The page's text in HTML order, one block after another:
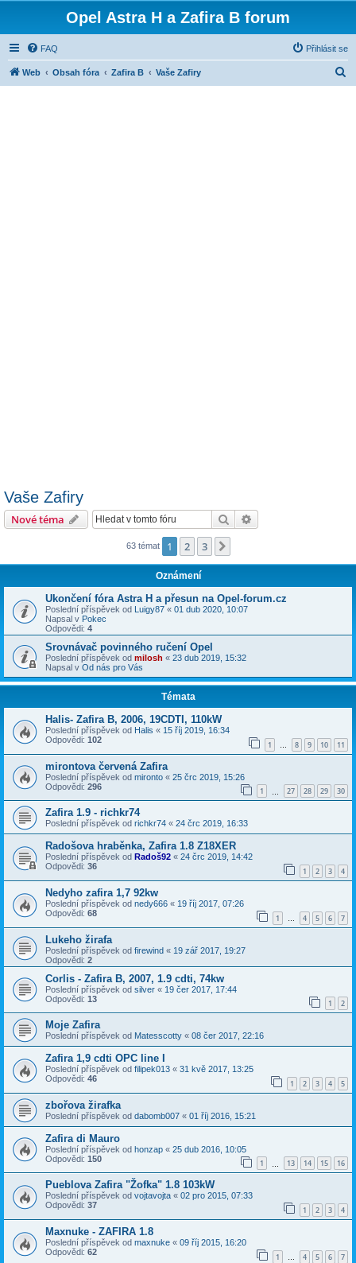
Opel Astra H a Zafira B forum
FAQ Přihlásit se
Web Obsah fóra Zafira B Vaše Zafiry
Vaše Zafiry
Nové téma Hledat
63 témat 1 2 3
Oznámení
Ukončení fóra Astra H a přesun na Opel-forum.cz
Poslední příspěvek od Luigy87 « 01 dub 2020, 10:07
Napsal v Pokec
Odpovědi: 4
Srovnávač povinného ručení Opel
Poslední příspěvek od milosh « 23 dub 2019, 15:32
Napsal v Od nás pro Vás
Témata
Halis- Zafira B, 2006, 19CDTI, 110kW
Poslední příspěvek od Halis « 15 říj 2019, 16:34
Odpovědi: 102 1 … 8 9 10 11
mirontova červená Zafira
Poslední příspěvek od mironto « 25 črc 2019, 15:26
Odpovědi: 296 1 27 28 29 30
Zafira 1.9 - richkr74
Poslední příspěvek od richkr74 « 24 črc 2019, 16:33
Radošova hraběnka, Zafira 1.8 Z18XER
Poslední příspěvek od Radoš92 « 24 črc 2019, 14:42
Odpovědi: 36 1 2 3 4
Nedyho zafira 1,7 92kw
Poslední příspěvek od nedy666 « 19 říj 2017, 07:26
Odpovědi: 68 1 … 4 5 6 7
Lukeho žirafa
Poslední příspěvek od firewind « 19 zář 2017, 19:27
Odpovědi: 2
Corlis - Zafira B, 2007, 1.9 cdti, 74kw
Poslední příspěvek od silver « 19 čer 2017, 17:44
Odpovědi: 13 1 2
Moje Zafira
Poslední příspěvek od Matesscotty « 08 čer 2017, 22:16
Zafira 1,9 cdti OPC line I
Poslední příspěvek od filipek013 « 31 kvě 2017, 13:25
Odpovědi: 46 1 2 3 4 5
zbořova žirafka
Poslední příspěvek od dabomb007 « 01 říj 2016, 15:21
Zafira di Mauro
Poslední příspěvek od honzap « 25 dub 2016, 10:05
Odpovědi: 150 1 13 14 15 16
Pueblova Zafira "Žofka" 1.8 103kW
Poslední příspěvek od vojtavojta « 02 pro 2015, 07:33
Odpovědi: 37 1 2 3 4
Maxnuke - ZAFIRA 1.8
Poslední příspěvek od maxnuke « 09 říj 2015, 16:20
Odpovědi: 62 1 … 4 5 6 7